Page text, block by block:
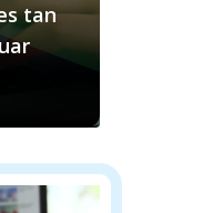
y
clave de Pacto